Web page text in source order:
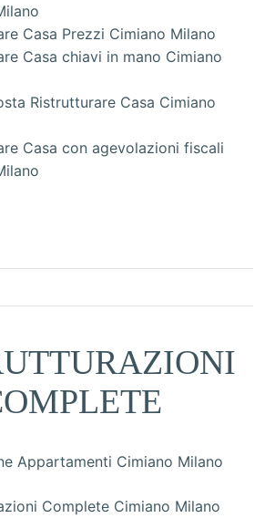
Casa Prezzi Cimiano Milano
Casa chiavi in mano Cimiano
Ristrutturare Casa Cimiano
Casa con agevolazioni fiscali
Complete Cimiano Milano